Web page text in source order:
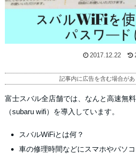
2017.12.22
記事内に広告を含む場合があ
富士スバル全店舗では、なんと高速無料
（subaru wifi）を導入しています。
スバルWiFiとは何？
車の修理時間などにスマホやパソ